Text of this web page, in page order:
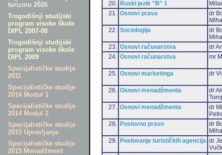
turizmu 2026
Trogodišnji studijski
program visoke škole
DIPL 2007-08
Trogodišnji studijski
program visoke škole
DIPL 2009
Specijalističke studije
2011
Specijalističke studije
2014 Modul 1
Specijalističke studije
2014 Modul 2
Specijalističke studije
2015 Upravljanje
Specijalističke studije
2015 Menadžment
20. Ruski jezik "B" 1
21.
Osnovi prava
dr
22.
Sociologija
dr
23.
Osnovi računarstva
dr
24.
Osnovi računarstva mr
25. Osnovi marketinga dr
26. Osnovi menadžmenta
dr
27.
Osnovi menadžmenta
dr
28.
Poslovno pravo
dr
29.
Poslovanje turističkih agencija dr